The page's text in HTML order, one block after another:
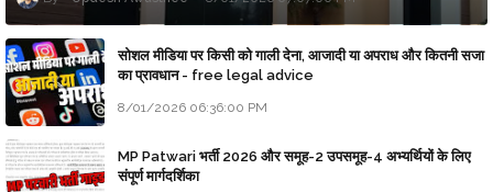
सोशल मीडिया पर किसी को गाली देना, आजादी या अपराध और कितनी सजा
का प्रावधान - free legal advice
8/01/2026 06:36:00 PM
MP Patwari भर्ती 2026 और समूह-2 उपसमूह-4 अभ्यर्थियों के लिए
संपूर्ण मार्गदर्शिका